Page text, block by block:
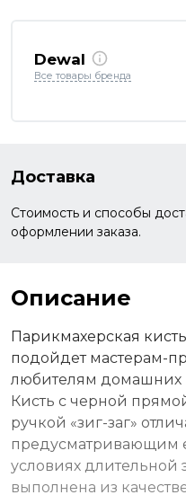
Dewal
Все товары бренда
Доставка
Стоимость и способы
оформлении заказа.
Описание
Парикмахерская
подойдет мастерам-
любителям домашних
Кисть с черной
ручкой «зиг-заг»
предусматривающим
условиях длительной
выполнена из